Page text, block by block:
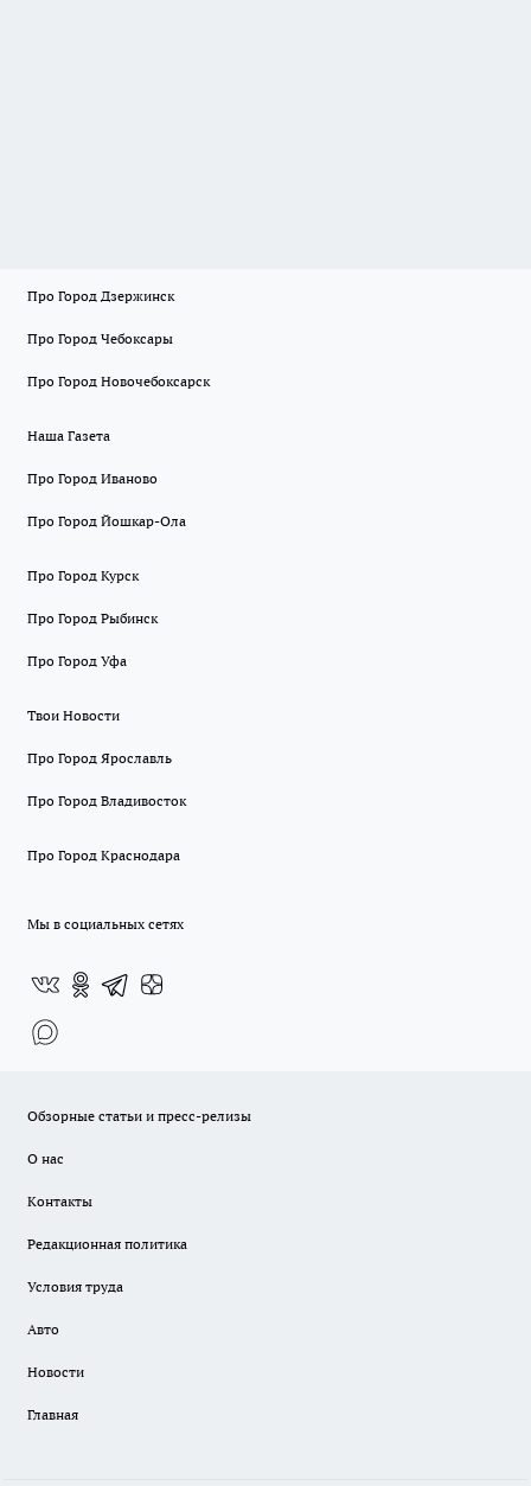
Про Город Дзержинск
Про Город Чебоксары
Про Город Новочебоксарск
Наша Газета
Про Город Иваново
Про Город Йошкар-Ола
Про Город Курск
Про Город Рыбинск
Про Город Уфа
Твои Новости
Про Город Ярославль
Про Город Владивосток
Про Город Краснодара
Мы в социальных сетях
Обзорные статьи и пресс-релизы
О нас
Контакты
Редакционная политика
Условия труда
Авто
Новости
Главная